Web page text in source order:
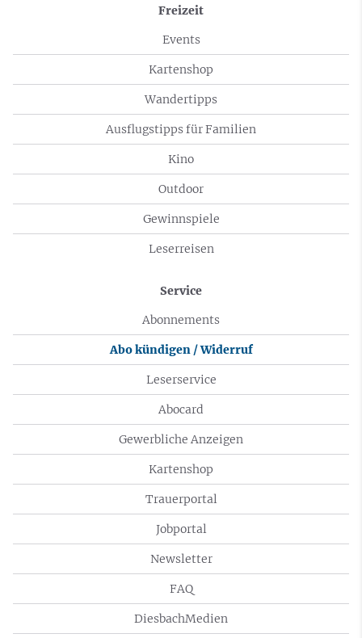
Freizeit
Events
Kartenshop
Wandertipps
Ausflugstipps für Familien
Kino
Outdoor
Gewinnspiele
Leserreisen
Service
Abonnements
Abo kündigen / Widerruf
Leserservice
Abocard
Gewerbliche Anzeigen
Kartenshop
Trauerportal
Jobportal
Newsletter
FAQ
DiesbachMedien